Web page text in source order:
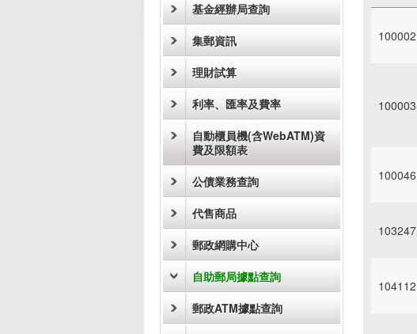
基金經辦局查詢
集郵資訊
理財試算
利率、匯率及費率
自動櫃員機(含WebATM)資
費及限額表
公債業務查詢
代售商品
郵政網購中心
自助郵局據點查詢
郵政ATM據點查詢
100002
100003
100046
103247
104112